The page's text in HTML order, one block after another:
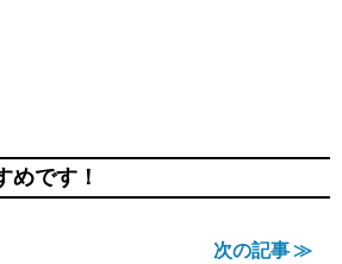
めです！
次の記事 ≫